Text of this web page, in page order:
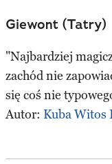
Giewont (Tatry)
"Najbardziej
zachód nie
się coś nie
Autor: Kuba Witos